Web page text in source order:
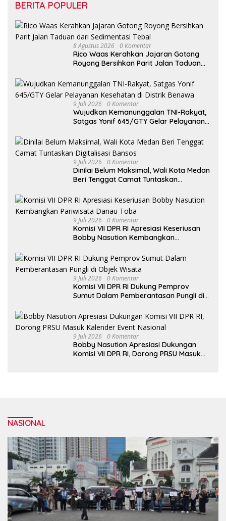
BERITA POPULER
8 Agustus 2026 0 Komentar
Rico Waas Kerahkan Jajaran Gotong
Royong Bersihkan Parit Jalan Taduan
9 Juli 2026 0 Komentar
Wujudkan Kemanunggalan TNI-Rakyat,
Satgas Yonif 645/GTY Gelar Pelayanan
9 Juli 2026 0 Komentar
Dinilai Belum Maksimal, Wali Kota Medan
Beri Tenggat Camat Tuntaskan
9 Juli 2026 0 Komentar
Komisi VII DPR RI Apresiasi Keseriusan
Bobby Nasution Kembangkan
9 Juli 2026 0 Komentar
Komisi VII DPR RI Dukung Pemprov
Sumut Dalam Pemberantasan Pungli di
9 Juli 2026 0 Komentar
Bobby Nasution Apresiasi Dukungan
Komisi VII DPR RI, Dorong PRSU Masuk
NASIONAL